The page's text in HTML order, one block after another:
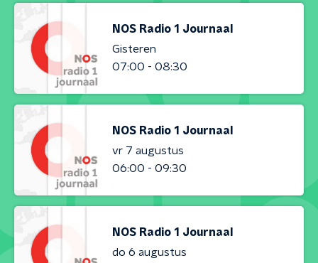
NOS Radio 1 Journaal
Gisteren
07:00 - 08:30
NOS Radio 1 Journaal
vr 7 augustus
06:00 - 09:30
NOS Radio 1 Journaal
do 6 augustus